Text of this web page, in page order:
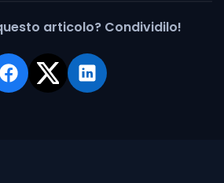
articolo? Condividilo!
Condividi su Facebook
Condividi su X (Twitter)
Condividi su LinkedIn